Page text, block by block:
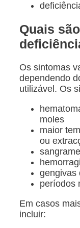
Quais
Os sintomas
dependendo
utilizável. Os
moles
maior
ou
gengivas
períodos
Em casos
incluir: